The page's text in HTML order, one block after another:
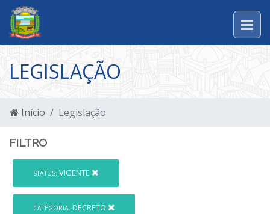
LEGISLAÇÃO
Início Legislação
FILTRO
STATUS: VIGENTE
CATEGORIA: DECRETO